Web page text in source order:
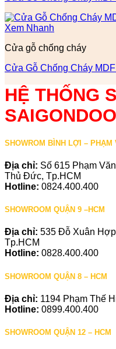
Xem Nhanh
Cửa gỗ chống cháy
Cửa Gỗ Chống Cháy
HỆ THỐNG
SHOWROM BÌNH LỢI – PHẠM
Địa chỉ: Số 615 Phạm
Thủ Đức, Tp.HCM
Hotline: 0824.400.400
SHOWROOM QUẬN 9 –HCM
Địa chỉ: 535 Đỗ Xuân
Tp.HCM
Hotline: 0828.400.400
SHOWROOM QUẬN 8 – HCM
Địa chỉ: 1194 Phạm Thế
Hotline: 0899.400.400
SHOWROOM QUẬN 12 – HCM